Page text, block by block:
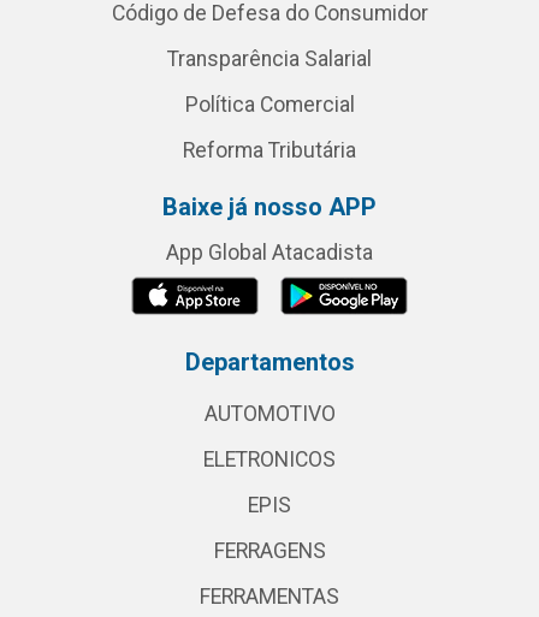
Código de Defesa do Consumidor
Transparência Salarial
Política Comercial
Reforma Tributária
Baixe já nosso APP
App Global Atacadista
Departamentos
AUTOMOTIVO
ELETRONICOS
EPIS
FERRAGENS
FERRAMENTAS